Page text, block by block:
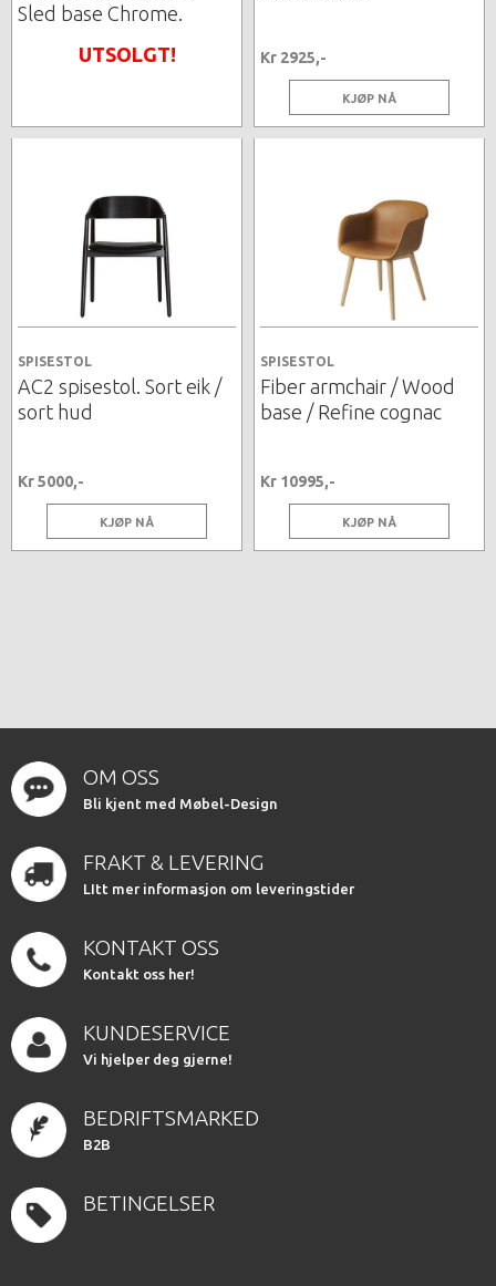
Sled base Chrome.
UTSOLGT!
Kr 2925,-
KJØP NÅ
SPISESTOL
AC2 spisestol. Sort eik /
sort hud
Kr 5000,-
KJØP NÅ
SPISESTOL
Fiber armchair / Wood
base / Refine cognac
Kr 10995,-
KJØP NÅ
OM OSS
Bli kjent med Møbel-Design
FRAKT & LEVERING
LItt mer informasjon om leveringstider
KONTAKT OSS
Kontakt oss her!
KUNDESERVICE
Vi hjelper deg gjerne!
BEDRIFTSMARKED
B2B
BETINGELSER